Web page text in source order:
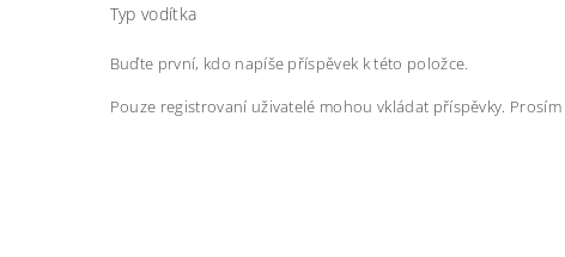
Typ vodítka
Buďte první, kdo napíše příspěvek k této položce.
Pouze registrovaní uživatelé mohou vkládat příspěvky. Prosím